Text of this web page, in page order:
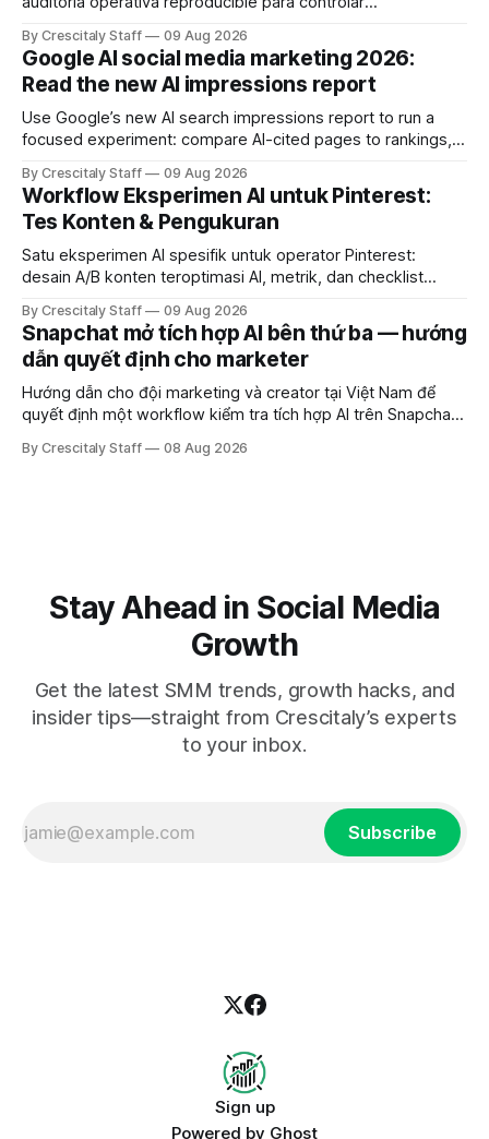
marketing
By Crescitaly Staff 09 Aug 2026
Google AI social media marketing 2026:
Read the new AI impressions report
Use Google’s new AI search impressions report to run a
focused experiment: compare AI-cited pages to rankings,
By Crescitaly Staff 09 Aug 2026
Workflow Eksperimen AI untuk Pinterest:
Tes Konten & Pengukuran
Satu eksperimen AI spesifik untuk operator Pinterest:
desain A/B konten teroptimasi AI, metrik, dan checklist
By Crescitaly Staff 09 Aug 2026
Snapchat mở tích hợp AI bên thứ ba — hướng
dẫn quyết định cho marketer
Hướng dẫn cho đội marketing và creator tại Việt Nam để
quyết định một workflow kiểm tra tích hợp AI trên Snapchat
By Crescitaly Staff 08 Aug 2026
Stay Ahead in Social Media
Growth
Get the latest SMM trends, growth hacks, and
insider tips—straight from Crescitaly’s experts
to your inbox.
Subscribe
Sign up
Powered by Ghost